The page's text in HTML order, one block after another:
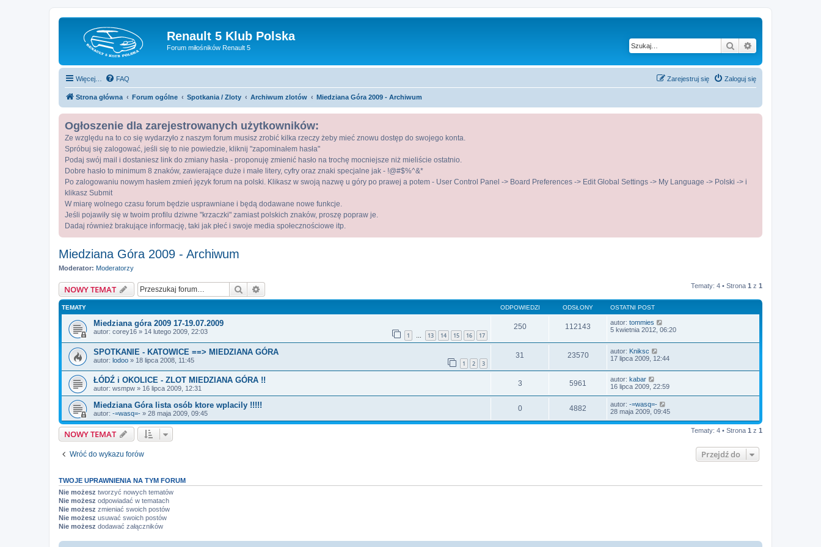
Renault 5 Klub Polska
Forum miłośników Renault 5 Szukaj
Więcej… FAQ Zaloguj się
Zarejestruj się
Strona główna Forum ogólne Spotkania / Zloty Archiwum zlotów Miedziana Góra 2009 - Archiwum
Ogłoszenie dla zarejestrowanych użytkowników:
Ze względu na to co się wydarzyło z naszym forum musisz zrobić kilka rzeczy żeby mieć znowu dostęp do swojego konta.
Spróbuj się zalogować, jeśli się to nie powiedzie, kliknij "zapominałem hasła"
Podaj swój mail i dostaniesz link do zmiany hasła - proponuję zmienić hasło na trochę mocniejsze niż mieliście ostatnio.
Dobre hasło to minimum 8 znaków, zawierające duże i małe litery, cyfry oraz znaki specjalne jak - !@#$%^&*
Po zalogowaniu nowym hasłem zmień język forum na polski. Klikasz w swoją nazwę u góry po prawej a potem - User Control Panel -> Board Preferences -> Edit Global Settings -> My Language -> Polski -> i
klikasz Submit
W miarę wolnego czasu forum będzie usprawniane i będą dodawane nowe funkcje.
Jeśli pojawiły się w twoim profilu dziwne "krzaczki" zamiast polskich znaków, proszę popraw je.
Dadaj również brakujące informację, taki jak płeć i swoje media społecznościowe itp.
Miedziana Góra 2009 - Archiwum
Moderator: Moderatorzy
NOWY TEMAT Szukaj Tematy: 4 • Strona 1 z 1
TEMATY ODPOWIEDZI ODSŁONY OSTATNI POST
Miedziana góra 2009 17-19.07.2009
autor: corey16 » 14 lutego 2009, 22:03 1 … 13 14 15 16 17
250 112143 autor: tommies
5 kwietnia 2012, 06:20
SPOTKANIE - KATOWICE ==> MIEDZIANA GÓRA
autor: lodoo » 18 lipca 2008, 11:45 1 2 3
31 23570 autor: Kniksc
17 lipca 2009, 12:44
ŁÓDŹ i OKOLICE - ZLOT MIEDZIANA GÓRA !!
autor: wsmpw » 16 lipca 2009, 12:31
3 5961 autor: kabar
16 lipca 2009, 22:59
Miedziana Góra lista osób ktore wplacily !!!!!
autor: -=wasq=- » 28 maja 2009, 09:45
0 4882 autor: -=wasq=-
28 maja 2009, 09:45
NOWY TEMAT Tematy: 4 • Strona 1 z 1
Wróć do wykazu forów Przejdź do
TWOJE UPRAWNIENIA NA TYM FORUM
Nie możesz tworzyć nowych tematów
Nie możesz odpowiadać w tematach
Nie możesz zmieniać swoich postów
Nie możesz usuwać swoich postów
Nie możesz dodawać załączników